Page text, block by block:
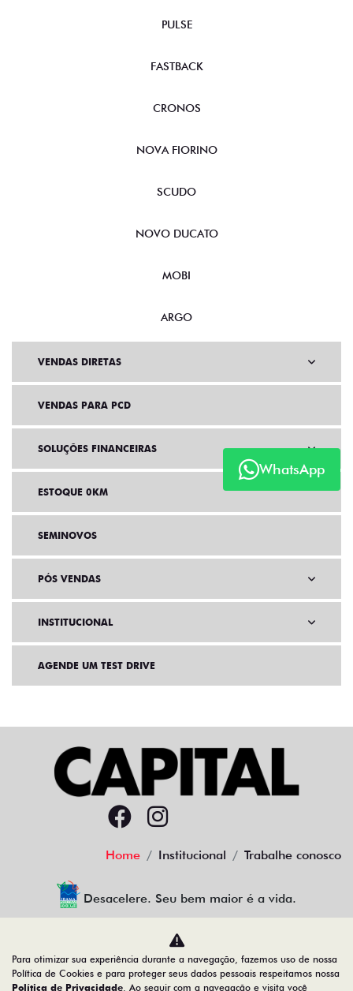
WhatsApp
PULSE
FASTBACK
CRONOS
NOVA FIORINO
SCUDO
NOVO DUCATO
MOBI
ARGO
VENDAS DIRETAS
VENDAS PARA PCD
SOLUÇÕES FINANCEIRAS
ESTOQUE 0KM
SEMINOVOS
PÓS VENDAS
INSTITUCIONAL
AGENDE UM TEST DRIVE
Home Institucional Trabalhe conosco
Desacelere. Seu bem maior é a vida.
CAPITAL DISTRIBUIDORA DE VEICULOS LTDA
Para otimizar sua experiência durante a navegação, fazemos uso de nossa
Política de Cookies e para proteger seus dados pessoais respeitamos nossa
Política de Privacidade. Ao seguir com a navegação e visita você